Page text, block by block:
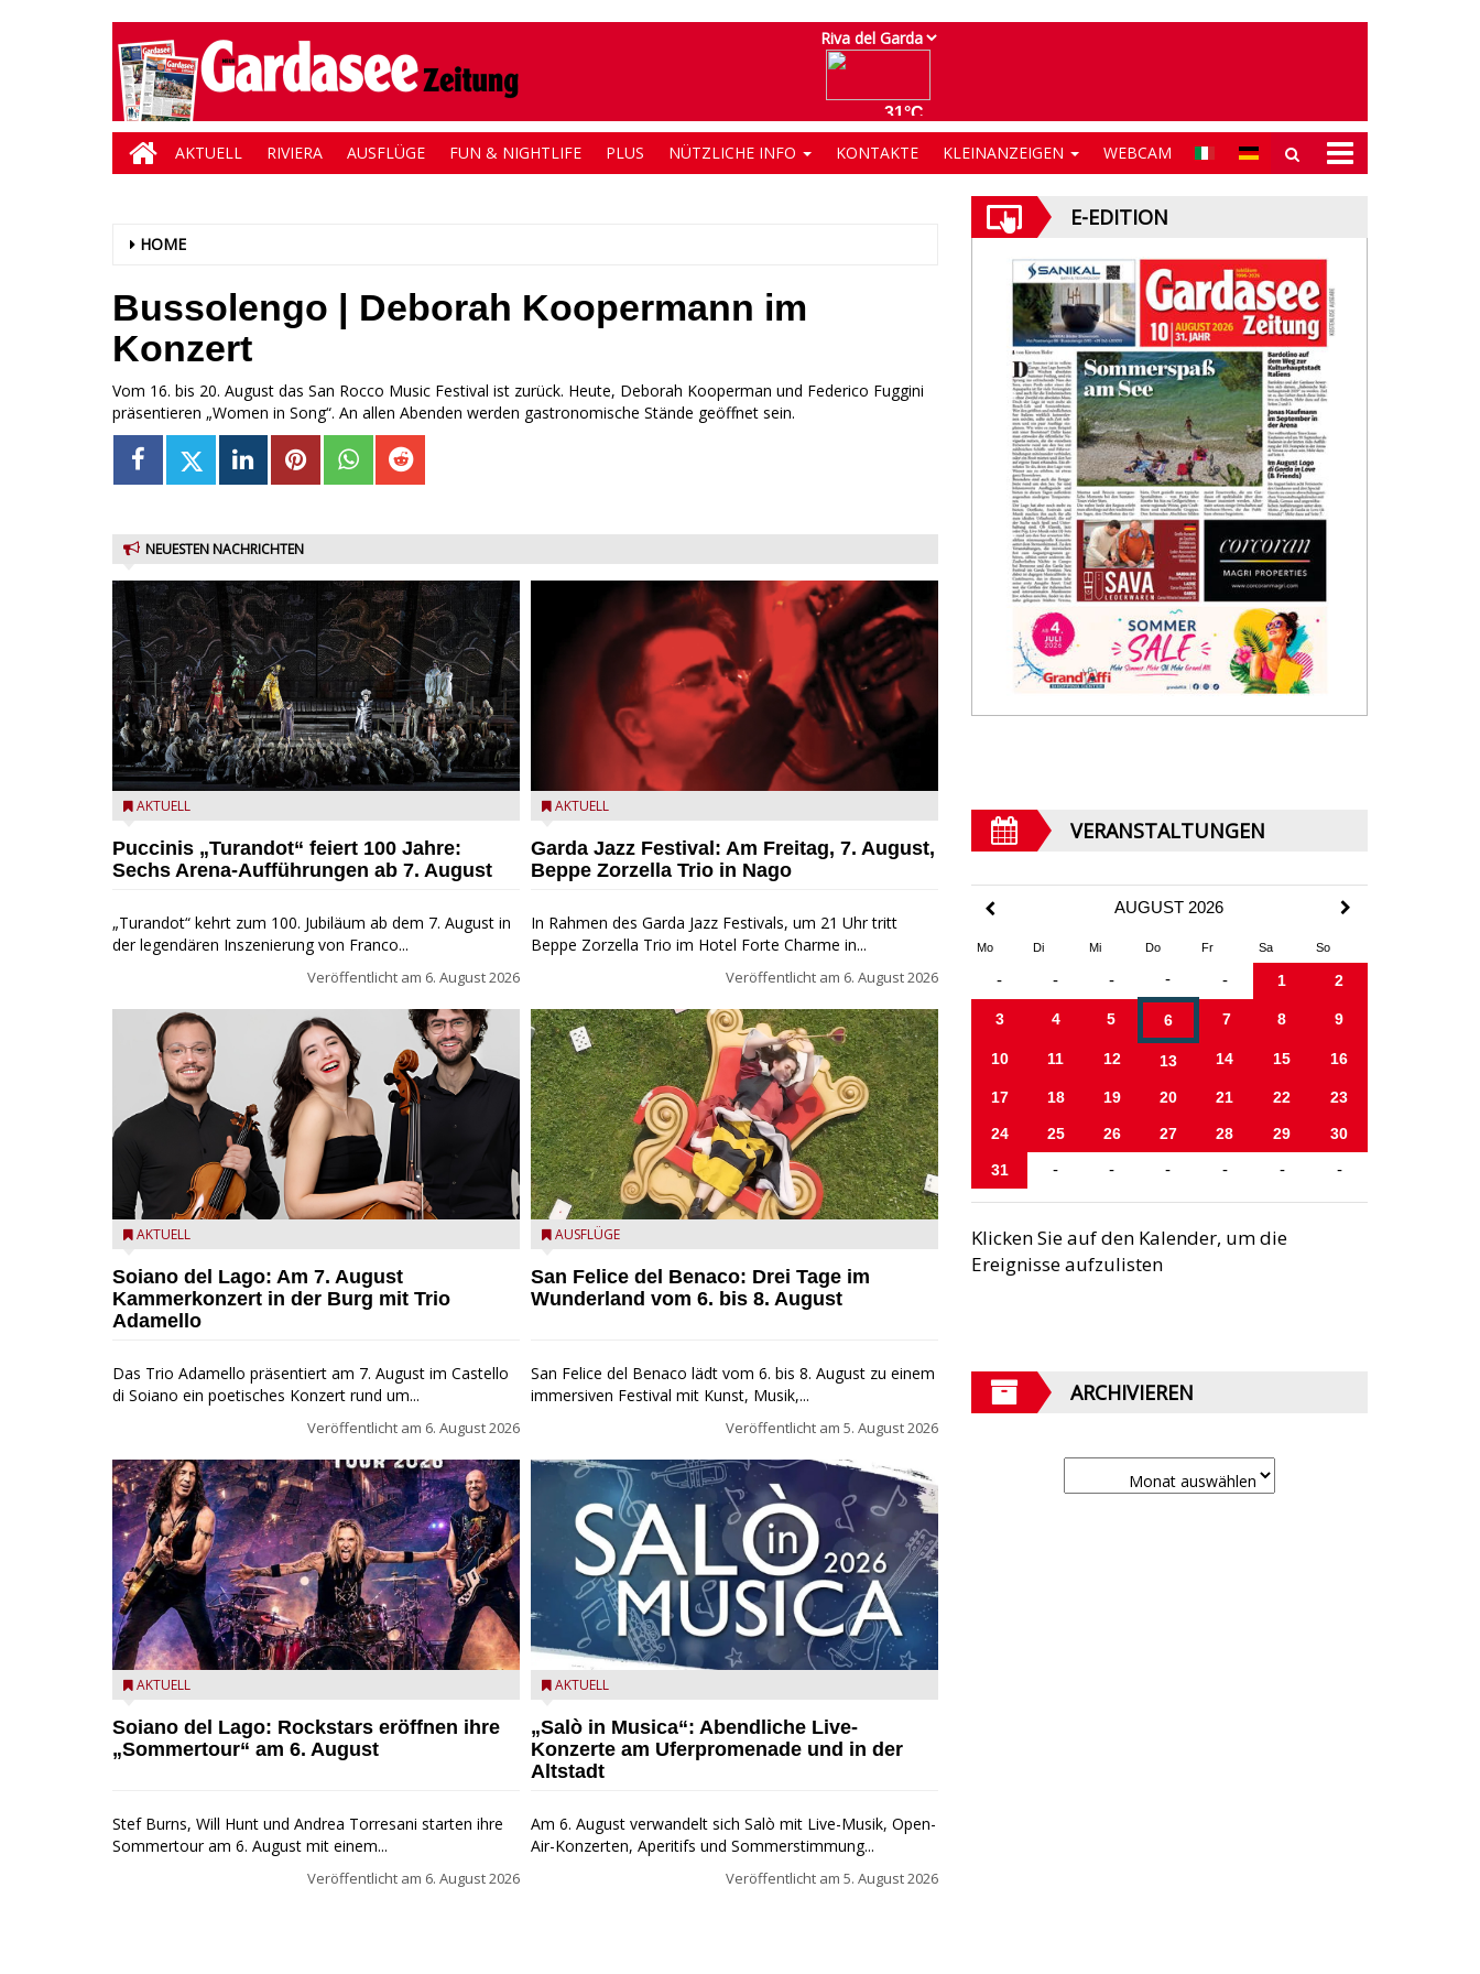
AKTUELL RIVIERA AUSFLÜGE FUN & NIGHTLIFE PLUS NÜTZLICHE INFO KONTAKTE KLEINANZEIGEN WEBCAM
HOME
Bussolengo | Deborah Koopermann im
Konzert
Vom 16. bis 20. August das San Rocco Music Festival ist zurück. Heute, Deborah Kooperman und Federico Fuggini
präsentieren „Women in Song“. An allen Abenden werden gastronomische Stände geöffnet sein.
NEUESTEN NACHRICHTEN
Turandot in der Arena von Verona - Ennevi für
AKTUELL
Puccinis „Turandot“ feiert 100 Jahre:
Sechs Arena-Aufführungen ab 7. August
„Turandot“ kehrt zum 100. Jubiläum ab dem 7. August in
der legendären Inszenierung von Franco...
Veröffentlicht am 6. August 2026
Trio Adamello
AKTUELL
Soiano del Lago: Am 7. August
Kammerkonzert in der Burg mit Trio
Adamello
Das Trio Adamello präsentiert am 7. August im Castello
di Soiano ein poetisches Konzert rund um...
Veröffentlicht am 6. August 2026
Stef Burns, Will Hunt und Andrea Torresani im Summer
AKTUELL
Soiano del Lago: Rockstars eröffnen ihre
„Sommertour“ am 6. August
Stef Burns, Will Hunt und Andrea Torresani starten ihre
Sommertour am 6. August mit einem...
Veröffentlicht am 6. August 2026
Beppe Zorzella Trio zu Gast beim Garda Jazz Festival
AKTUELL
Garda Jazz Festival: Am Freitag, 7. August,
Beppe Zorzella Trio in Nago
In Rahmen des Garda Jazz Festivals, um 21 Uhr tritt
Beppe Zorzella Trio im Hotel Forte Charme in...
Veröffentlicht am 6. August 2026
San Felice del Benaco: Drei Tage im Wunderland
AUSFLÜGE
San Felice del Benaco: Drei Tage im
Wunderland vom 6. bis 8. August
San Felice del Benaco lädt vom 6. bis 8. August zu einem
immersiven Festival mit Kunst, Musik,...
Veröffentlicht am 5. August 2026
Salò in Musica 2026
AKTUELL
„Salò in Musica“: Abendliche Live-
Konzerte am Uferpromenade und in der
Altstadt
Am 6. August verwandelt sich Salò mit Live-Musik, Open-
Air-Konzerten, Aperitifs und Sommerstimmung...
Veröffentlicht am 5. August 2026
E-EDITION
VERANSTALTUNGEN
AUGUST 2026
Mo Di Mi Do Fr Sa So
- - - - - 1 2
3 4 5 6 7 8 9
10 11 12 13 14 15 16
17 18 19 20 21 22 23
24 25 26 27 28 29 30
31 - - - - - -
Klicken Sie auf den Kalender, um die
Ereignisse aufzulisten
ARCHIVIEREN